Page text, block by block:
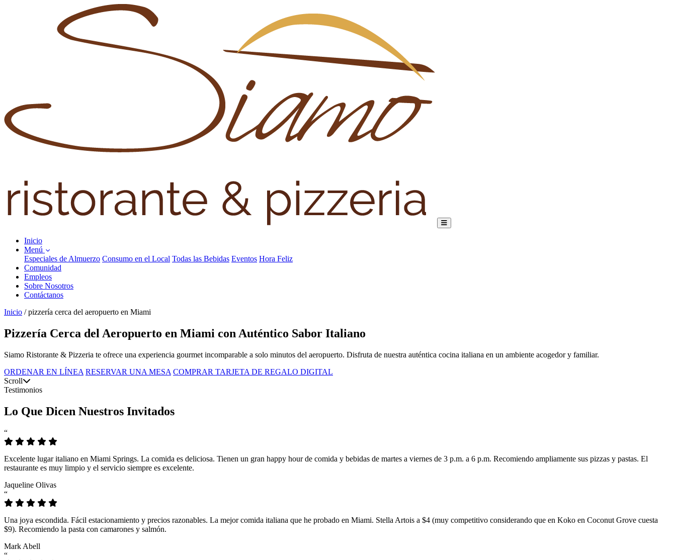
Inicio
Menú
Especiales de Almuerzo Consumo en el Local Todas las Bebidas Eventos Hora Feliz
Comunidad
Empleos
Sobre Nosotros
Contáctanos
Inicio / pizzería cerca del aeropuerto en Miami
Pizzería Cerca del Aeropuerto en Miami con Auténtico Sabor Italiano
Siamo Ristorante & Pizzeria te ofrece una experiencia gourmet incomparable a solo minutos del aeropuerto. Disfruta de nuestra auténtica cocina italiana en un ambiente acogedor y familiar.
ORDENAR EN LÍNEA RESERVAR UNA MESA COMPRAR TARJETA DE REGALO DIGITAL
Scroll
Testimonios
Lo Que Dicen Nuestros Invitados
“
Excelente lugar italiano en Miami Springs. La comida es deliciosa. Tienen un gran happy hour de comida y bebidas de martes a viernes de 3 p.m. a 6 p.m. Recomiendo ampliamente sus pizzas y pastas. El
restaurante es muy limpio y el servicio siempre es excelente.
Jaqueline Olivas
“
Una joya escondida. Fácil estacionamiento y precios razonables. La mejor comida italiana que he probado en Miami. Stella Artois a $4 (muy competitivo considerando que en Koko en Coconut Grove cuesta
$9). Recomiendo la pasta con camarones y salmón.
Mark Abell
“